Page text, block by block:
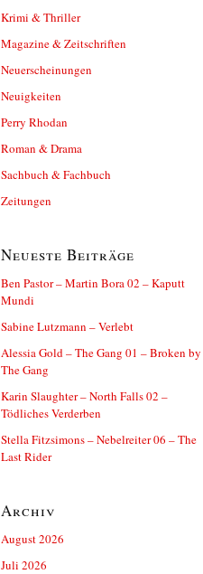
Krimi & Thriller
Magazine & Zeitschriften
Neuerscheinungen
Neuigkeiten
Perry Rhodan
Roman & Drama
Sachbuch & Fachbuch
Zeitungen
Neueste Beiträge
Ben Pastor – Martin Bora 02 – Kaputt
Mundi
Sabine Lutzmann – Verlebt
Alessia Gold – The Gang 01 – Broken by
The Gang
Karin Slaughter – North Falls 02 –
Tödliches Verderben
Stella Fitzsimons – Nebelreiter 06 – The
Last Rider
Archiv
August 2026
Juli 2026